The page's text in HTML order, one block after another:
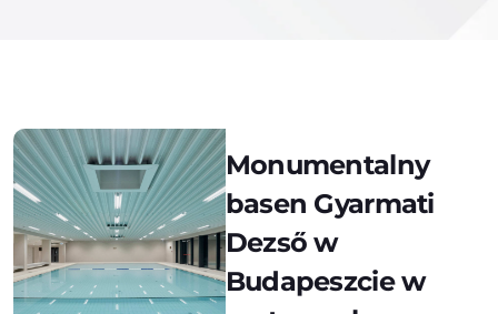
Monumentalny
basen Gyarmati
Dezső w
Budapeszcie w